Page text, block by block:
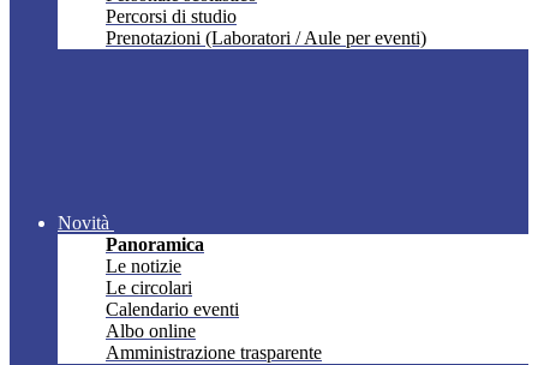
Percorsi di studio
Prenotazioni (Laboratori / Aule per eventi)
Novità
Panoramica
Le notizie
Le circolari
Calendario eventi
Albo online
Amministrazione trasparente